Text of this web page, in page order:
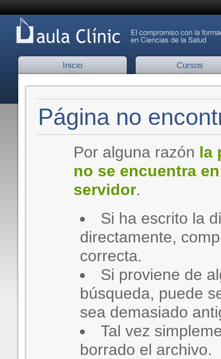
Inicio Cursos
Página no
Por alguna razón la
no se encuentra
servidor.
Si ha escrito la
directamente,
correcta.
Si proviene de
búsqueda, puede
sea demasiado
Tal vez
borrado el archivo.